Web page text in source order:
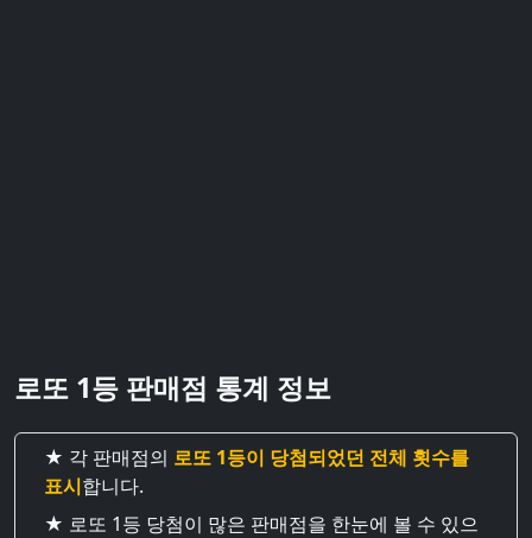
로또 1등 판매점 통계 정보
★ 각 판매점의 로또 1등이 당첨되었던 전체 횟수를
표시합니다.
★ 로또 1등 당첨이 많은 판매점을 한눈에 볼 수 있으